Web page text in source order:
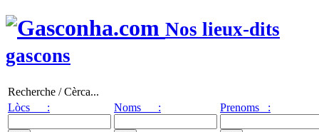
Nos lieux-dits
gascons
Recherche / Cèrca...
Lòcs :
Noms : Prenoms :